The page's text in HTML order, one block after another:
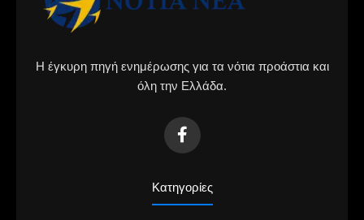
Η έγκυρη πηγή ενημέρωσης για τα νότια προάστια και
όλη την Ελλάδα.
Κατηγορίες